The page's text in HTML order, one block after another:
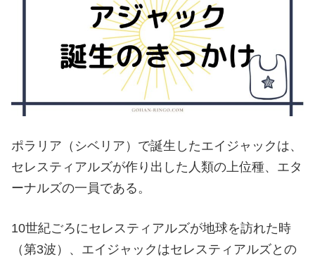
ポラリア（シベリア）で誕生したエイジャックは、
セレスティアルズが作り出した人類の上位種、エタ
ーナルズの一員である。
10世紀ごろにセレスティアルズが地球を訪れた時
（第3波）、エイジャックはセレスティアルズとの